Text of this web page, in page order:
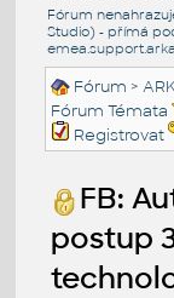
Fórum
Studio) - přímá
Fórum >
Fórum Témata
Registrovat
FB:
postup